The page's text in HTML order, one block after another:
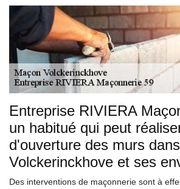
Entreprise RIVIERA
un habitué qui peut
d'ouverture des murs
Volckerinckhove et ses
Des interventions de maçonnerie sont à